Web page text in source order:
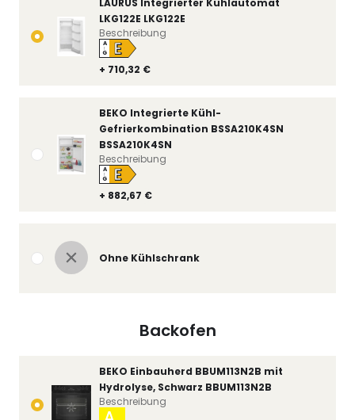
LAURUS Integrierter Kühlautomat
LKG122E LKG122E
+ 710,32 €
A
↑
G E
Beschreibung
BEKO Integrierte Kühl-
Gefrierkombination BSSA210K4SN
BSSA210K4SN
+ 882,67 €
A
↑
G E
Beschreibung
Ohne Kühlschrank
Backofen
BEKO Einbauherd BBUM113N2B mit
Hydrolyse, Schwarz BBUM113N2B
Beschreibung